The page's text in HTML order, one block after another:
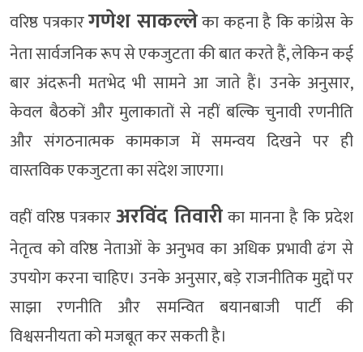
वरिष्ठ पत्रकारगणेश साकल्लेका कहना है कि कांग्रेस के
नेता सार्वजनिक रूप से एकजुटता की बात करते हैं, लेकिन कई
बार अंदरूनी मतभेद भी सामने आ जाते हैं। उनके अनुसार,
केवल बैठकों और मुलाकातों से नहीं बल्कि चुनावी रणनीति
और संगठनात्मक कामकाज में समन्वय दिखने पर ही
वास्तविक एकजुटता का संदेश जाएगा।
वहीं वरिष्ठ पत्रकारअरविंद तिवारीका मानना है कि प्रदेश
नेतृत्व को वरिष्ठ नेताओं के अनुभव का अधिक प्रभावी ढंग से
उपयोग करना चाहिए। उनके अनुसार, बड़े राजनीतिक मुद्दों पर
साझा रणनीति और समन्वित बयानबाजी पार्टी की
विश्वसनीयता को मजबूत कर सकती है।